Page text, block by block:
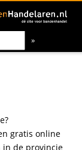
gratis online
in de provincie